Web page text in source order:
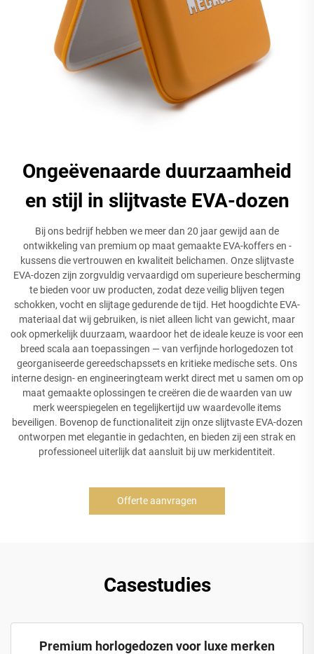
Ongeëvenaarde duurzaamheid
en stijl in slijtvaste EVA-dozen
Bij ons bedrijf hebben we meer dan 20 jaar gewijd aan de
ontwikkeling van premium op maat gemaakte EVA-koffers en -
kussens die vertrouwen en kwaliteit belichamen. Onze slijtvaste
EVA-dozen zijn zorgvuldig vervaardigd om superieure bescherming
te bieden voor uw producten, zodat deze veilig blijven tegen
schokken, vocht en slijtage gedurende de tijd. Het hoogdichte EVA-
materiaal dat wij gebruiken, is niet alleen licht van gewicht, maar
ook opmerkelijk duurzaam, waardoor het de ideale keuze is voor een
breed scala aan toepassingen — van verfijnde horlogedozen tot
georganiseerde gereedschapssets en kritieke medische sets. Ons
interne design- en engineeringteam werkt direct met u samen om op
maat gemaakte oplossingen te creëren die de waarden van uw
merk weerspiegelen en tegelijkertijd uw waardevolle items
beveiligen. Bovenop de functionaliteit zijn onze slijtvaste EVA-dozen
ontworpen met elegantie in gedachten, en bieden zij een strak en
professioneel uiterlijk dat aansluit bij uw merkidentiteit.
Offerte aanvragen
Casestudies
Premium horlogedozen voor luxe merken